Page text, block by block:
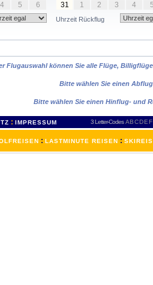
4 5 6
31
1 2 3 4 5
Uhrzeit Rückflug
Flugauswahl können Sie alle Flüge,
Bitte wählen Sie einen
Bitte wählen Sie einen Hinflug- und
: IMPRESSUM 3 Letter-Codes ABCDEF
: LASTMINUTE REISEN :